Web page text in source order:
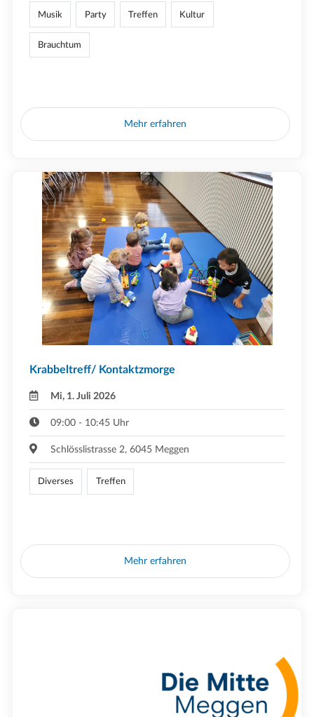
Musik Party Treffen Kultur
Brauchtum
Mehr erfahren
Krabbeltreff/ Kontaktzmorge
Mi, 1. Juli 2026
09:00 - 10:45 Uhr
Schlösslistrasse 2, 6045 Meggen
Diverses Treffen
Mehr erfahren